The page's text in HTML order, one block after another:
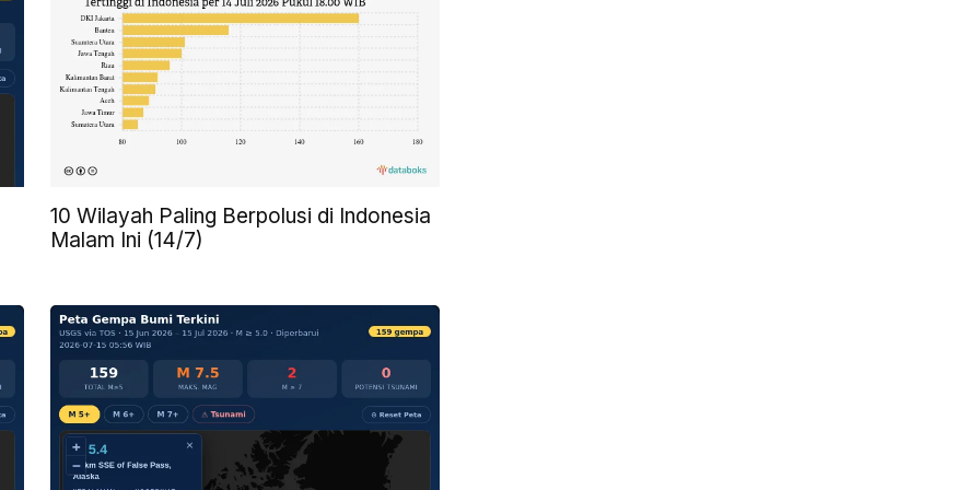
10 Wilayah Paling Berpolusi di Indonesia
Malam Ini (14/7)